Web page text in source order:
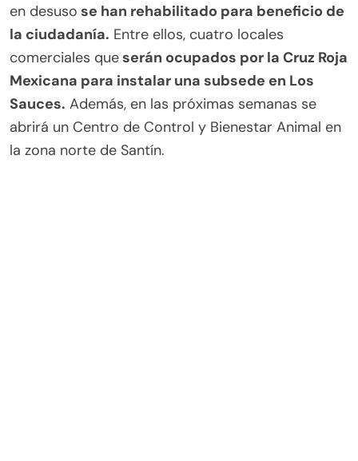
en desuso se han rehabilitado para beneficio de
la ciudadanía. Entre ellos, cuatro locales
comerciales queserán ocupados por la Cruz Roja
Mexicana para instalar una subsede en Los
Sauces. Además, en las próximas semanas se
abrirá un Centro de Control y Bienestar Animal en
la zona norte de Santín.